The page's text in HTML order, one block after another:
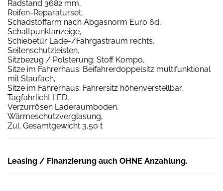
Radstand 3682 mm,
Reifen-Reparaturset,
Schadstoffarm nach Abgasnorm Euro 6d,
Schaltpunktanzeige,
Schiebetür Lade-/Fahrgastraum rechts,
Seitenschutzleisten,
Sitzbezug / Polsterung: Stoff Kompo,
Sitze im Fahrerhaus: Beifahrerdoppelsitz multifunktional
mit Staufach,
Sitze im Fahrerhaus: Fahrersitz höhenverstellbar,
Tagfahrlicht LED,
Verzurrösen Laderaumboden,
Wärmeschutzverglasung,
Zul. Gesamtgewicht 3,50 t
Leasing / Finanzierung auch OHNE Anzahlung.